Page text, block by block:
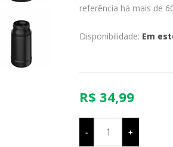
referência há mais de
Disponibilidade: Em
R$ 34,99
- +